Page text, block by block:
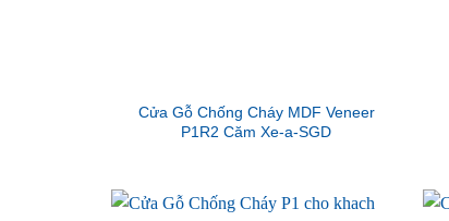
Cửa Gỗ Chống Cháy MDF Veneer
P1R2 Căm Xe-a-SGD